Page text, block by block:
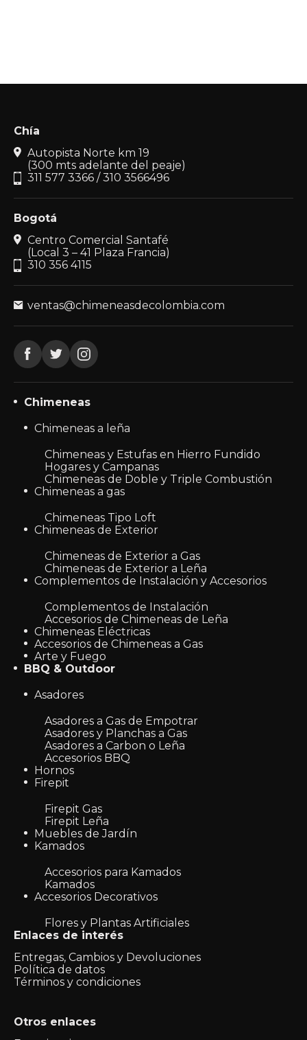
Chía
Autopista Norte km 19
(300 mts adelante del peaje)
311 577 3366 / 310 3566496
Bogotá
Centro Comercial Santafé
(Local 3 – 41 Plaza Francia)
310 356 4115
ventas@chimeneasdecolombia.com
Chimeneas
Chimeneas a leña
Chimeneas y Estufas en Hierro Fundido
Hogares y Campanas
Chimeneas de Doble y Triple Combustión
Chimeneas a gas
Chimeneas Tipo Loft
Chimeneas de Exterior
Chimeneas de Exterior a Gas
Chimeneas de Exterior a Leña
Complementos de Instalación y Accesorios
Complementos de Instalación
Accesorios de Chimeneas de Leña
Chimeneas Eléctricas
Accesorios de Chimeneas a Gas
Arte y Fuego
BBQ & Outdoor
Asadores
Asadores a Gas de Empotrar
Asadores y Planchas a Gas
Asadores a Carbon o Leña
Accesorios BBQ
Hornos
Firepit
Firepit Gas
Firepit Leña
Muebles de Jardín
Kamados
Accesorios para Kamados
Kamados
Accesorios Decorativos
Flores y Plantas Artificiales
Enlaces de interés
Entregas, Cambios y Devoluciones
Política de datos
Términos y condiciones
Otros enlaces